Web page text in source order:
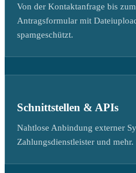
Von der Kontaktanfrage bis
Antragsformular mit
spamgeschützt.
Schnittstellen & APIs
Nahtlose Anbindung externer
Zahlungsdienstleister und mehr.